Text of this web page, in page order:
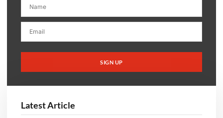
SIGN UP
Latest Article